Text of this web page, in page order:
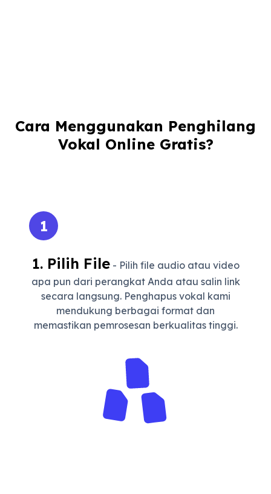
Cara Menggunakan Penghilang
Vokal Online Gratis?
1
1. Pilih File- Pilih file audio atau video
apa pun dari perangkat Anda atau salin link
secara langsung. Penghapus vokal kami
mendukung berbagai format dan
memastikan pemrosesan berkualitas tinggi.